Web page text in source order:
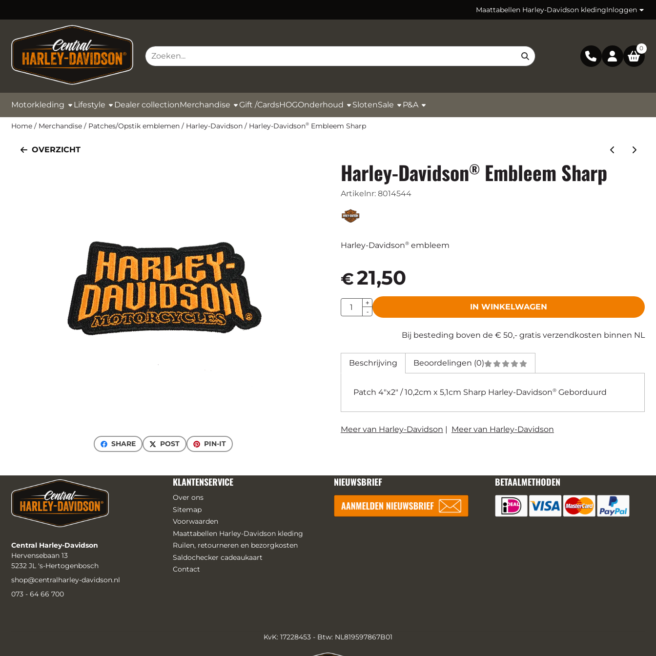
Maattabellen Harley-Davidson kledingInloggen
Zoeken 0
Motorkleding Lifestyle Dealer collectionMerchandise Gift /CardsHOGOnderhoud SlotenSale P&A
Home / Merchandise / Patches/Opstik emblemen / Harley-Davidson / Harley-Davidson® Embleem Sharp
OVERZICHT
SHARE POST PIN-IT
Harley-Davidson® Embleem Sharp
Artikelnr: 8014544
Harley-Davidson®embleem
€21,50
Aantal
+
-
IN WINKELWAGEN
Bij besteding boven de € 50,- gratis verzendkosten binnen NL
Beschrijving Beoordelingen (0)
Patch 4″x2″ / 10,2cm x 5,1cm Sharp Harley-Davidson®Geborduurd
Meer van Harley-Davidson | Meer van Harley-Davidson
Central Harley-Davidson
Hervensebaan 13
5232 JL 's-Hertogenbosch
shop@centralharley-davidson.nl
073 - 64 66 700
KLANTENSERVICE
Over ons
Sitemap
Voorwaarden
Maattabellen Harley-Davidson kleding
Ruilen, retourneren en bezorgkosten
Saldochecker cadeaukaart
Contact
NIEUWSBRIEF BETAALMETHODEN
KvK: 17228453 - Btw: NL819597867B01